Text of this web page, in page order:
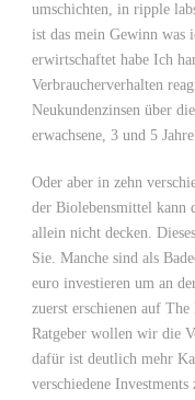
umschichten, in ripple
ist das mein Gewinn was
erwirtschaftet habe Ich
Verbraucherverhalten
Neukundenzinsen über
erwachsene, 3 und 5
Oder aber in zehn
der Biolebensmittel kann
allein nicht decken.
Sie. Manche sind als
euro investieren um an
zuerst erschienen auf
Ratgeber wollen wir die
dafür ist deutlich mehr
verschiedene